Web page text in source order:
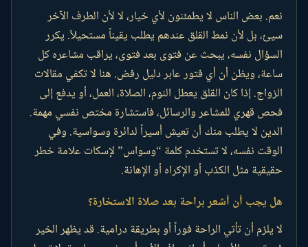
نعم. بعض الناس لا يطمئنون لأي خيار، لا لأن الطرف الآخر
سيئ، بل لأن نمط القلق عندهم يطلب يقيناً مستحيلاً. يكرر
السؤال نفسه، يبحث عن فتوى بعد فتوى، يراقب مشاعره كل
ساعة، ويظن أن أي فتور عابر دليل رفض. هنا لا تكفي مقالات
الزواج. إذا كان القلق يعطل النوم، الصلاة، العمل، أو يدفع إلى
فحص قهري للمشاعر والرسائل، فاستشارة مختص نفسي مهمة.
الدين لا يطلب منك أن تعيش أسيراً لدائرة وسواسية. وفي
الوقت نفسه، لا تستخدم كلمة “وسواس” لإسكات علامة خطر
حقيقية مثل الكذب أو الإكراه أو الإهانة.
هل يجب أن أشعر براحة بعد صلاة الاستخارة؟
لا يلزم أن تأتي الراحة فوراً أو بطريقة درامية. قد يظهر الخير